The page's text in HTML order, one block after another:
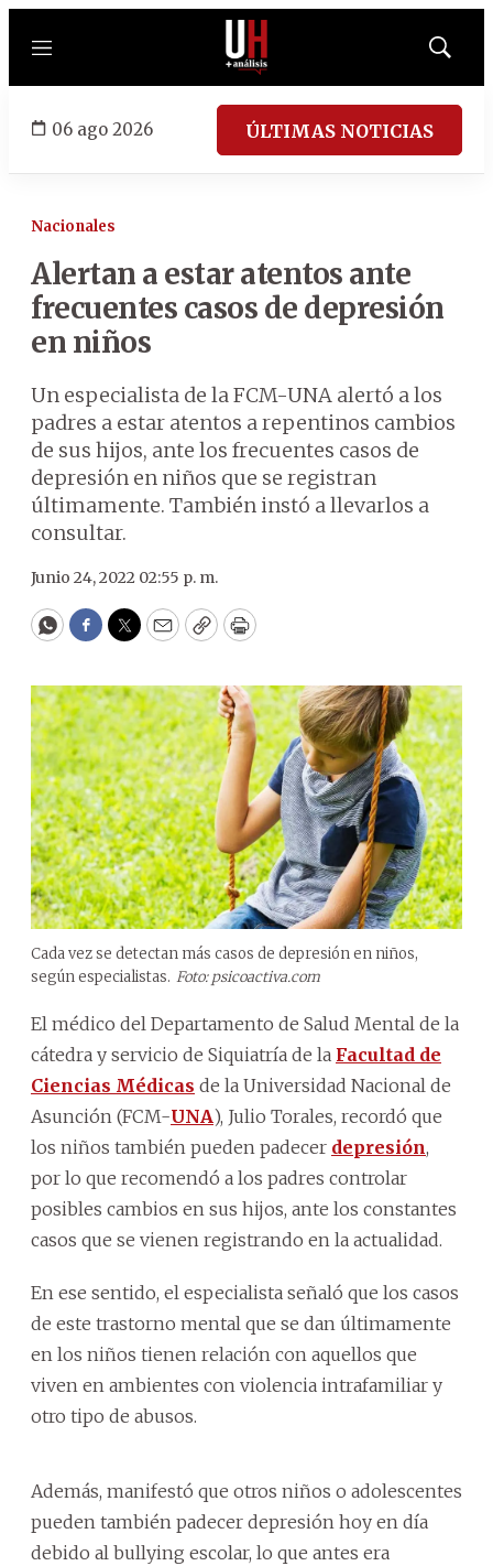
Menú
Mostrar
06 ago 2026 ÚLTIMAS NOTICIAS
Nacionales
Alertan a estar atentos ante
frecuentes casos de depresión
en niños
Un especialista de la FCM-UNA alertó a los
padres a estar atentos a repentinos cambios
de sus hijos, ante los frecuentes casos de
depresión en niños que se registran
últimamente. También instó a llevarlos a
consultar.
Junio 24, 2022 02:55 p. m.
WhatsApp
Facebook
Twitter
EmailCopyPrint
Cada vez se detectan más casos de depresión en niños,
según especialistas. Foto: psicoactiva.com
El médico del Departamento de Salud Mental de la
cátedra y servicio de Siquiatría de la Facultad de
Ciencias Médicas de la Universidad Nacional de
Asunción (FCM-UNA), Julio Torales, recordó que
los niños también pueden padecer depresión,
por lo que recomendó a los padres controlar
posibles cambios en sus hijos, ante los constantes
casos que se vienen registrando en la actualidad.
En ese sentido, el especialista señaló que los casos
de este trastorno mental que se dan últimamente
en los niños tienen relación con aquellos que
viven en ambientes con violencia intrafamiliar y
otro tipo de abusos.
Además, manifestó que otros niños o adolescentes
pueden también padecer depresión hoy en día
debido al bullying escolar, lo que antes era